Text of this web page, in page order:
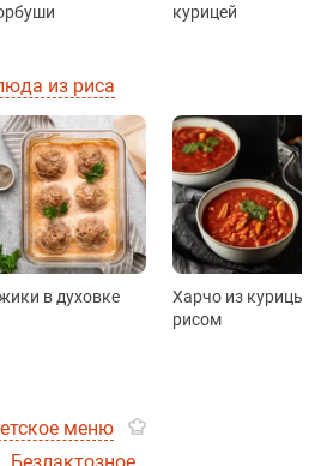
курицей
из риса
в духовке
Харчо из курицы с
рисом
меню